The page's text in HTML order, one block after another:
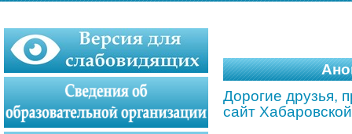
Дорогие друзья,
сайт